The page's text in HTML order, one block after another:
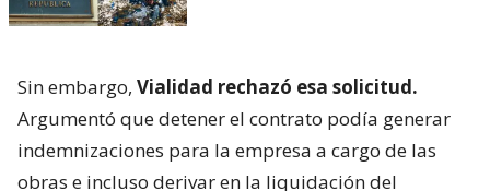
Sin embargo, Vialidad rechazó esa solicitud.
Argumentó que detener el contrato podía generar
indemnizaciones para la empresa a cargo de las
obras e incluso derivar en la liquidación del